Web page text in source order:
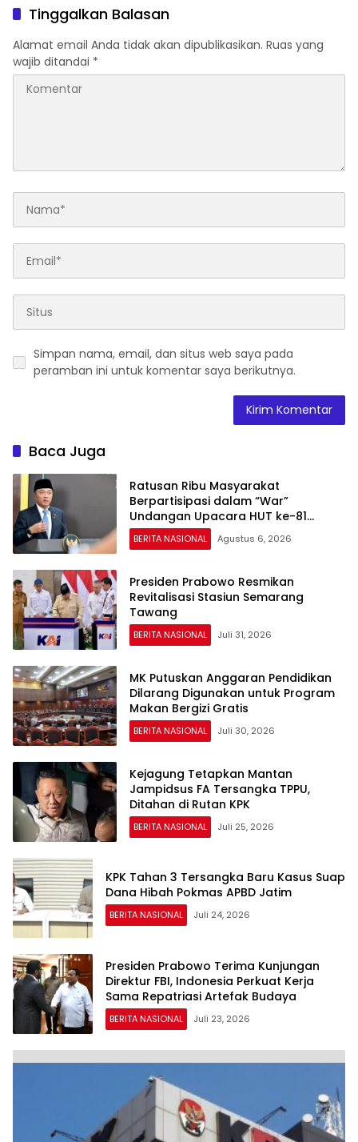
Tinggalkan Balasan
Alamat email Anda tidak akan dipublikasikan. Ruas yang
wajib ditandai *
Simpan nama, email, dan situs web saya pada
peramban ini untuk komentar saya berikutnya.
Baca Juga
Ratusan Ribu Masyarakat
Berpartisipasi dalam “War”
Undangan Upacara HUT ke-81
Kemerdekaan RI
BERITA NASIONAL Agustus 6, 2026
Presiden Prabowo Resmikan
Revitalisasi Stasiun Semarang
Tawang
BERITA NASIONAL Juli 31, 2026
MK Putuskan Anggaran Pendidikan
Dilarang Digunakan untuk Program
Makan Bergizi Gratis
BERITA NASIONAL Juli 30, 2026
Kejagung Tetapkan Mantan
Jampidsus FA Tersangka TPPU,
Ditahan di Rutan KPK
BERITA NASIONAL Juli 25, 2026
KPK Tahan 3 Tersangka Baru Kasus Suap
Dana Hibah Pokmas APBD Jatim
BERITA NASIONAL Juli 24, 2026
Presiden Prabowo Terima Kunjungan
Direktur FBI, Indonesia Perkuat Kerja
Sama Repatriasi Artefak Budaya
BERITA NASIONAL Juli 23, 2026